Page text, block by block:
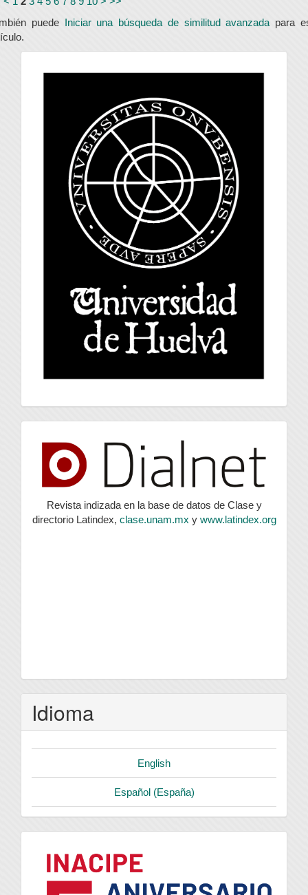
puede Iniciar una búsqueda de similitud avanzada para
universidad
index
Revista indizada en la base de datos de Clase y
directorio Latindex, clase.unam.mx y www.latindex.org
Idioma
English
Español (España)
logo